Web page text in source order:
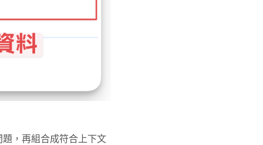
，再組合成符合上下文